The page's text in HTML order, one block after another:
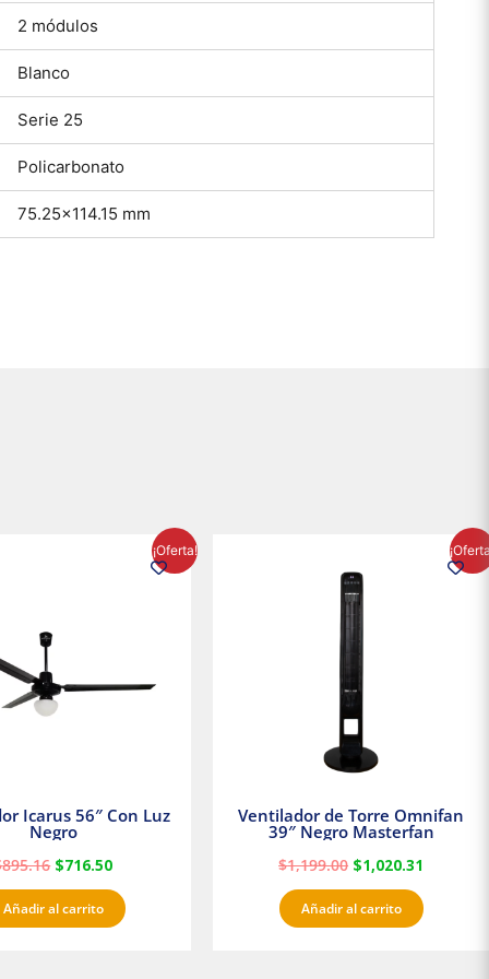
2 módulos
Blanco
Serie 25
Policarbonato
75.25×114.15 mm
¡Oferta!
Icarus 56″ Con Luz
Negro
895.16 $716.50
precio
actual
Añadir al carrito
Ventilador de Torre Omnifan
39″ Negro Masterfan
$1,199.00
original
era:
$1,199.00.
$1,020.31
precio
actual
Añadir al carrito